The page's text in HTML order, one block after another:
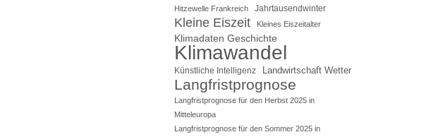
Hitzewelle Frankreich Jahrtausendwinter
Kleine Eiszeit Kleines Eiszeitalter
Klimadaten Geschichte
Klimawandel
Künstliche Intelligenz Landwirtschaft Wetter
Langfristprognose
Langfristprognose für den Herbst 2025 in
Mitteleuropa
Langfristprognose für den Sommer 2025 in